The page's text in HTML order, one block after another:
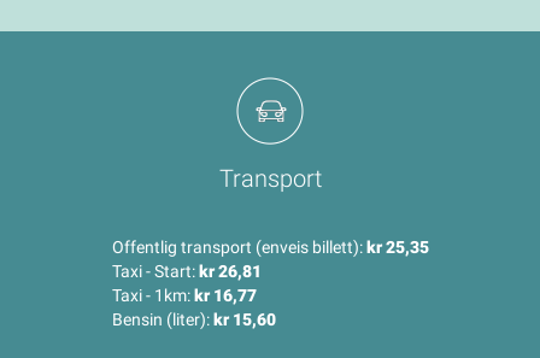
Transport
Offentlig transport (enveis billett):kr 25,35
Taxi - Start:kr 26,81
Taxi - 1km:kr 16,77
Bensin (liter):kr 15,60